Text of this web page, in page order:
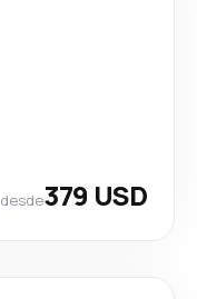
desde379 USD